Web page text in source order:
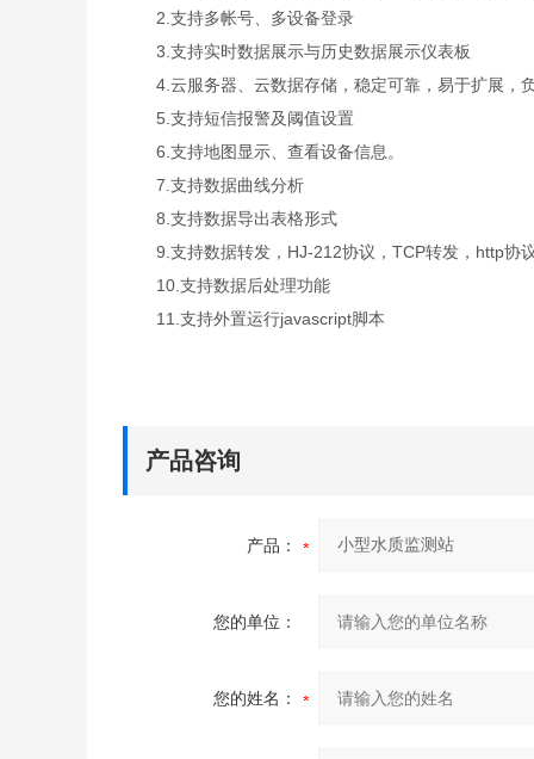
2.支持多帐号、多设备登录
3.支持实时数据展示与历史数据展示仪表板
4.云服务器、云数据存储，稳定可靠，易于扩展，
5.支持短信报警及阈值设置
6.支持地图显示、查看设备信息。
7.支持数据曲线分析
8.支持数据导出表格形式
9.支持数据转发，HJ-212协议，TCP转发，http协
10.支持数据后处理功能
11.支持外置运行javascript脚本
产品咨询
产品：
您的单位：
您的姓名：